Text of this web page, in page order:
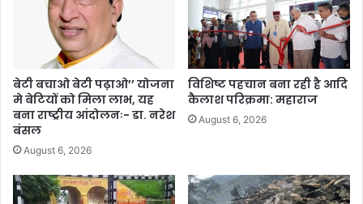
बेटी बचाओ बेटी पढ़ाओ’’ योजना
मे बेटियों को मिला लाभ, यह
बना राष्ट्रीय आंदोलनः- डा. नरेश
बंसल
August 6, 2026
विशिष्ट पहचान बना रही है आदि
कैलाश परिक्रमा: महाराज
August 6, 2026